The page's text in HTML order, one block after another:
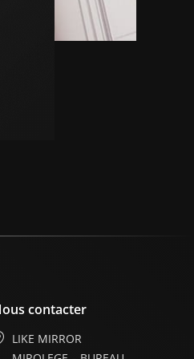
contacter
LIKE MIRROR